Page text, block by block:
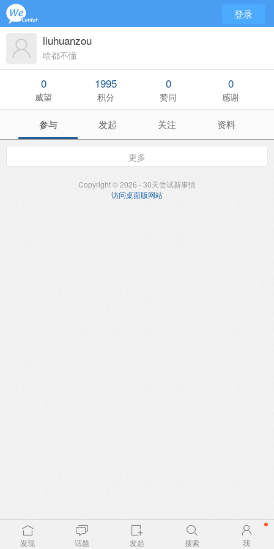
登录
liuhuanzou
啥都不懂
0
威望
1995
积分
0
赞同
0
感谢
参与 发起 关注 资料
更多
Copyright © 2026 - 30天尝试新事情
访问桌面版网站
发现 话题 发起 搜索 我